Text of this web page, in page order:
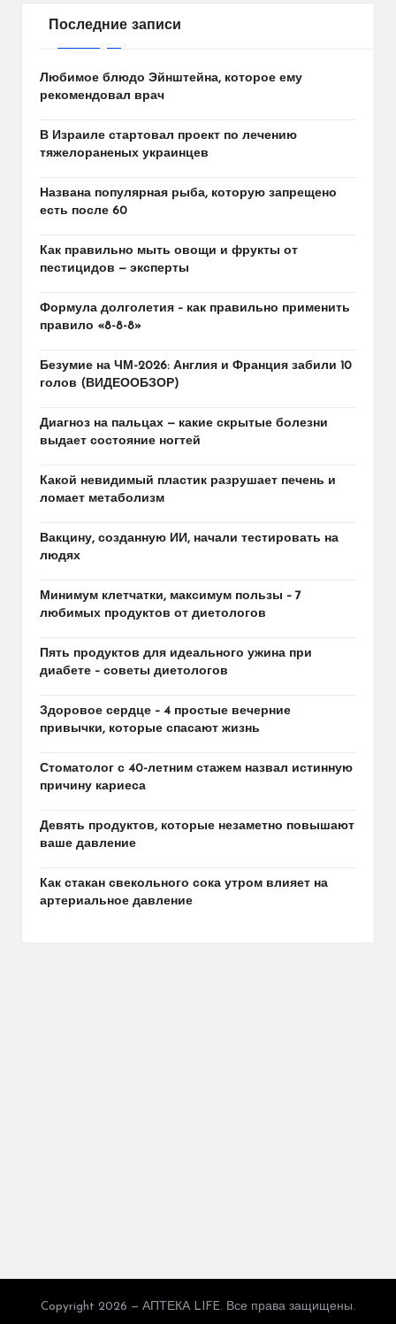
Последние записи
Любимое блюдо Эйнштейна, которое ему
рекомендовал врач
В Израиле стартовал проект по лечению
тяжелораненых украинцев
Названа популярная рыба, которую запрещено
есть после 60
Как правильно мыть овощи и фрукты от
пестицидов — эксперты
Формула долголетия – как правильно применить
правило «8-8-8»
Безумие на ЧМ-2026: Англия и Франция забили 10
голов (ВИДЕООБЗОР)
Диагноз на пальцах — какие скрытые болезни
выдает состояние ногтей
Какой невидимый пластик разрушает печень и
ломает метаболизм
Вакцину, созданную ИИ, начали тестировать на
людях
Минимум клетчатки, максимум пользы – 7
любимых продуктов от диетологов
Пять продуктов для идеального ужина при
диабете – советы диетологов
Здоровое сердце – 4 простые вечерние
привычки, которые спасают жизнь
Стоматолог с 40-летним стажем назвал истинную
причину кариеса
Девять продуктов, которые незаметно повышают
ваше давление
Как стакан свекольного сока утром влияет на
артериальное давление
Copyright 2026 — АПТЕКА LIFE. Все права защищены.